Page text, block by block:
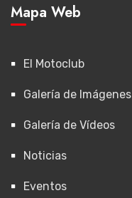
Mapa Web
El Motoclub
Galería de Imágenes
Galería de Vídeos
Noticias
Eventos